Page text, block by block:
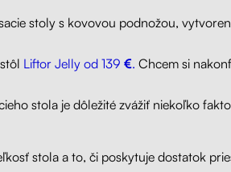
stoly s kovovou podnožou,
Liftor Jelly od 139 €. Chcem si
stola je dôležité zvážiť niekoľko
stola a to, či poskytuje dostatok